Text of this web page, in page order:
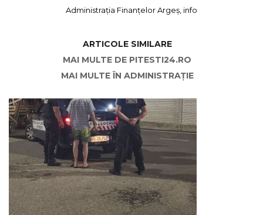
Administrația Finanțelor Argeș, info
ARTICOLE SIMILARE
MAI MULTE DE PITESTI24.RO
MAI MULTE ÎN ADMINISTRAȚIE